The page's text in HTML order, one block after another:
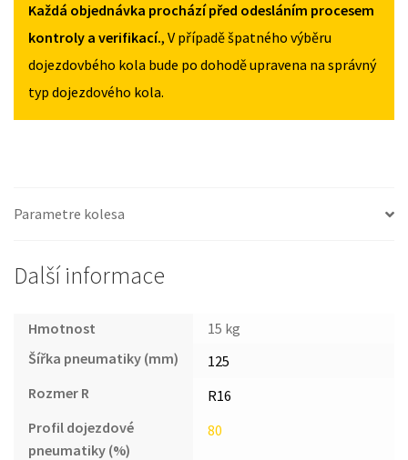
OD
125/80R16
MNOŽSTVÍ
Každá objednávka prochází před odesláním procesem
kontroly a verifikací., V případě špatného výběru
dojezdovbého kola bude po dohodě upravena na správný
typ dojezdového kola.
Parametre kolesa
Další informace
Hmotnost
15 kg
Šířka pneumatiky (mm)
125
Rozmer R
R16
Profil dojezdové
pneumatiky (%)
80